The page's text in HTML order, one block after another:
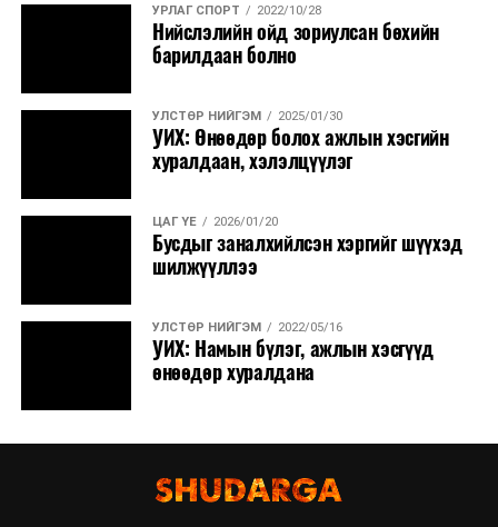
УРЛАГ СПОРТ 2022/10/28
Нийслэлийн ойд зориулсан бөхийн
барилдаан болно
УЛСТӨР НИЙГЭМ 2025/01/30
УИХ: Өнөөдөр болох ажлын хэсгийн
хуралдаан, хэлэлцүүлэг
ЦАГ ҮЕ 2026/01/20
Бусдыг заналхийлсэн хэргийг шүүхэд
шилжүүллээ
УЛСТӨР НИЙГЭМ 2022/05/16
УИХ: Намын бүлэг, ажлын хэсгүүд
өнөөдөр хуралдана